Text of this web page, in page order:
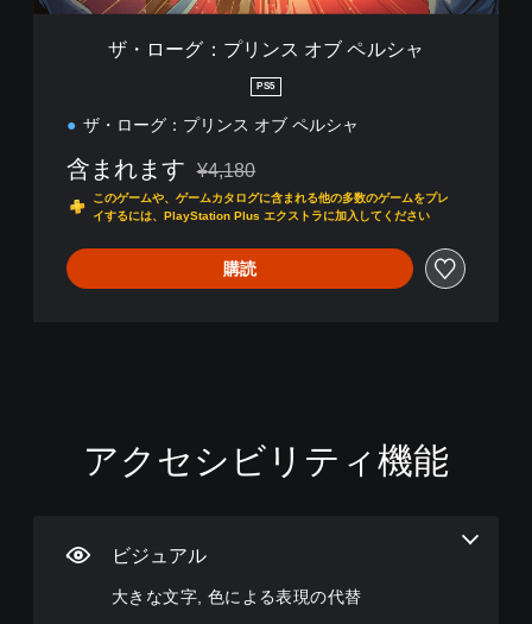
ブ
ザ・ローグ：プリンス オブ ペルシャ
PS5
ザ・ローグ：プリンス オブ ペルシャ
含まれます 通常価格¥4,180より値引き
¥4,180
このゲームや、ゲームカタログに含まれる他の多数のゲームをプレ
イするには、PlayStation Plus エクストラに加入してください
購読
アクセシビリティ機能
ビジュアル
大きな文字, 色による表現の代替
大
き
字
ニ
音
量
ト
ー
字
幕
細
ゲ
ボ
タ
り
て
操
作
の
認